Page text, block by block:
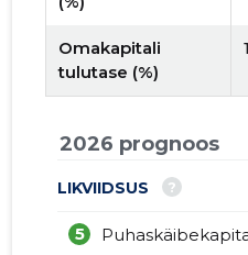
Omakapitali
tulutase (%)
2026 prognoos
LIKVIIDSUS ?
5